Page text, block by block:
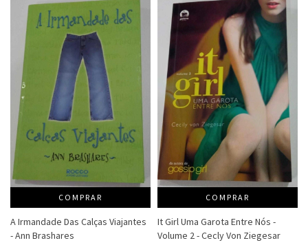
COMPRAR
A Irmandade Das Calças Viajantes
- Ann Brashares
COMPRAR
It Girl Uma Garota Entre Nós -
Volume 2 - Cecly Von Ziegesar